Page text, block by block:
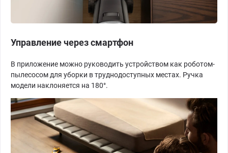
Управление через смартфон
В приложение можно руководить устройством как роботом-
пылесосом для уборки в труднодоступных местах. Ручка
модели наклоняется на 180°.